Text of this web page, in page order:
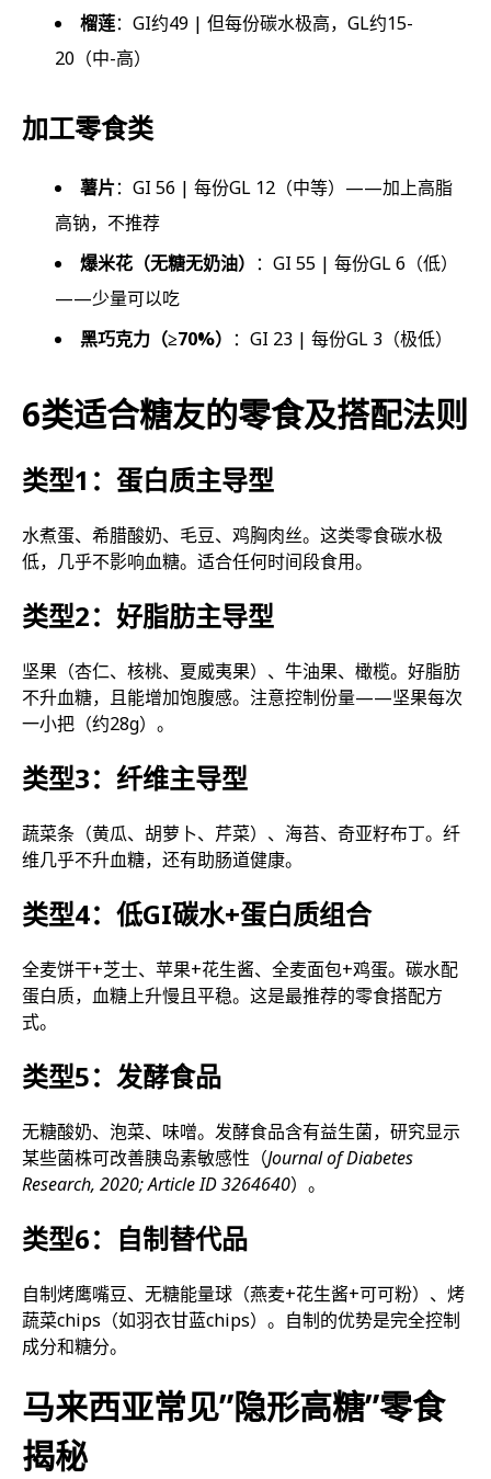
榴莲：GI约49 | 但每份碳水极高，GL约15-
20（中-高）
加工零食类
薯片：GI 56 | 每份GL 12（中等）——加上高脂
高钠，不推荐
爆米花（无糖无奶油） ：GI 55 | 每份GL 6（低）
——少量可以吃
黑巧克力（≥70%） ：GI 23 | 每份GL 3（极低）
6类适合糖友的零食及搭配法则
类型1：蛋白质主导型
水煮蛋、希腊酸奶、毛豆、鸡胸肉丝。这类零食碳水极
低，几乎不影响血糖。适合任何时间段食用。
类型2：好脂肪主导型
坚果（杏仁、核桃、夏威夷果）、牛油果、橄榄。好脂肪
不升血糖，且能增加饱腹感。注意控制份量——坚果每次
一小把（约28g）。
类型3：纤维主导型
蔬菜条（黄瓜、胡萝卜、芹菜）、海苔、奇亚籽布丁。纤
维几乎不升血糖，还有助肠道健康。
类型4：低GI碳水+蛋白质组合
全麦饼干+芝士、苹果+花生酱、全麦面包+鸡蛋。碳水配
蛋白质，血糖上升慢且平稳。这是最推荐的零食搭配方
式。
类型5：发酵食品
无糖酸奶、泡菜、味噌。发酵食品含有益生菌，研究显示
某些菌株可改善胰岛素敏感性（Journal of Diabetes
Research, 2020; Article ID 3264640）。
类型6：自制替代品
自制烤鹰嘴豆、无糖能量球（燕麦+花生酱+可可粉）、烤
蔬菜chips（如羽衣甘蓝chips）。自制的优势是完全控制
成分和糖分。
马来西亚常见”隐形高糖”零食
揭秘